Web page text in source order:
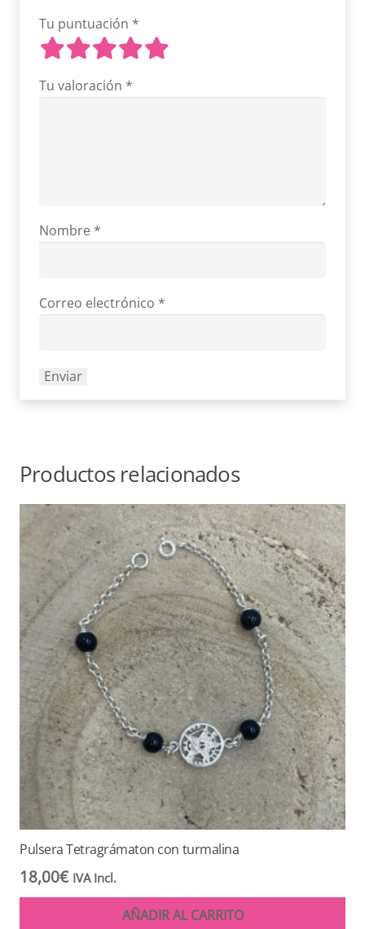
Tu puntuación *
Tu valoración *
Nombre *
Correo electrónico *
Productos relacionados
Pulsera Tetragrámaton con turmalina
18,00€ IVA Incl.
AÑADIR AL CARRITO